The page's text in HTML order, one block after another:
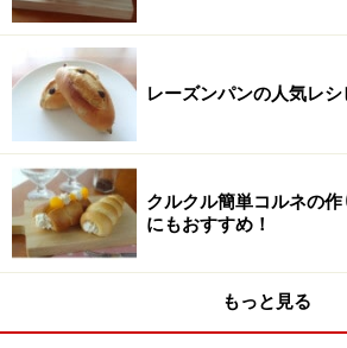
2
薄力粉を2度ふるう。
薄力粉を2度ふるう。
レーズンパンの人気レ
クルクル簡単コルネの
にもおすすめ！
もっと見る